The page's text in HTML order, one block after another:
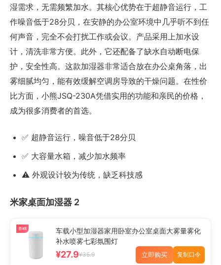
湿需求，无需频繁加水。其核心优势在于超静音运行，工
作噪音低于28分贝，在安静的办公室环境中几乎听不到任
何声音，完全不会打扰工作或会议。产品采用上加水设
计，清洗非常方便。此外，它还配备了缺水自动断电保
护，安全性高。这款加湿器非常适合放在办公桌角落，出
雾细腻均匀，能有效缓解空调房导致的干燥问题。在性价
比方面，小熊JSQ-230A凭借实用的功能和亲民的价格，
成为很多消费者的首选。
✅ 超静音运行，噪音低于28分贝
✅ 大容量水箱，减少加水频率
⚠️ 外观设计较为传统，缺乏科技感
米家桌面加湿器 2
券¥8
车载小型加湿器家用卧室办公室桌面大雾量雾化
补水喷雾七彩氛围灯
¥27.9¥35.9 立即购买 复制口令